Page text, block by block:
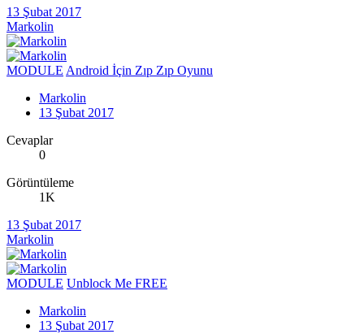
13 Şubat 2017
Markolin
MODULE Android İçin Zıp Zıp Oyunu
Markolin
13 Şubat 2017
Cevaplar
0
Görüntüleme
1K
13 Şubat 2017
Markolin
MODULE Unblock Me FREE
Markolin
13 Şubat 2017